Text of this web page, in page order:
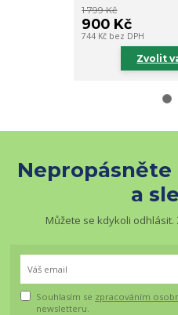
1 799 Kč
900 Kč
744 Kč bez DPH
Zvolit
Nepropásněte
a
Můžete se kdykoli
Souhlasím se zpracováním
newsletteru.